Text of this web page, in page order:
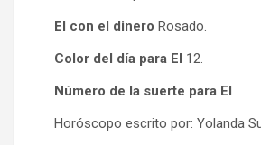
El con el dinero Rosado.
Color del día para El 12.
Número de la suerte para El
Horóscopo escrito por: Yolanda